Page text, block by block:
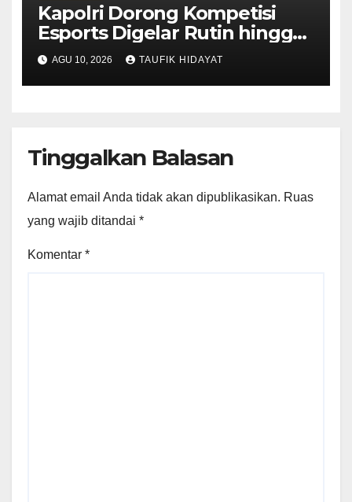
Kapolri Dorong Kompetisi
Esports Digelar Rutin hingga
Tingkat Polsek
AGU 10, 2026 TAUFIK HIDAYAT
Tinggalkan Balasan
Alamat email Anda tidak akan dipublikasikan. Ruas
yang wajib ditandai *
Komentar *